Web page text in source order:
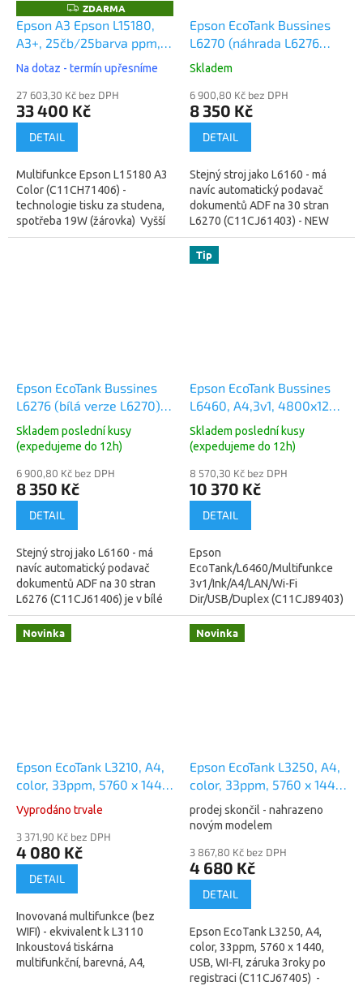
Z
D
A
R
A
ZDARMA
Epson A3 Epson L15180,
A3+, 25čb/25barva ppm,
PostScript , WiFi, LAN,
duplex, All-in-One, Ink
Tank Printer (C11CH71406)
Na dotaz - termín upřesníme
27 603,30 Kč bez DPH
33 400 Kč
DETAIL
Multifunkce Epson L15180 A3
Color (C11CH71406) -
technologie tisku za studena,
spotřeba 19W (žárovka) Vyšší
model z řady L15150 a L15160
Epson EcoTank Bussines
L6270 (náhrada L6276
bílá) A4,4800x1200 dpi,
(C11CJ61403)
Skladem
6 900,80 Kč bez DPH
8 350 Kč
DETAIL
Stejný stroj jako L6160 - má
navíc automatický podavač
dokumentů ADF na 30 stran
L6270 (C11CJ61403) - NEW
model je L6370/L6376
Inkoustová tiskárna
multifunkční,...
Epson EcoTank Bussines
L6276 (bílá verze L6270)
A4,4800x1200 dpi, 33/20
ppm, Wifi, LAN
L6270 černá)
Skladem poslední kusy
(expedujeme do 12h)
6 900,80 Kč bez DPH
8 350 Kč
DETAIL
Stejný stroj jako L6160 - má
navíc automatický podavač
dokumentů ADF na 30 stran
L6276 (C11CJ61406) je v bílé
barvě (NEW model
L6370/L6376) ...
Tip
Epson EcoTank Bussines
L6460, A4,3v1, 4800x1200
dpi, 37ppm, USB, Duplex,
3roky (C11CJ89403)
Skladem poslední kusy
(expedujeme do 12h)
8 570,30 Kč bez DPH
10 370 Kč
DETAIL
Epson
EcoTank/L6460/Multifunkce
3v1/Ink/A4/LAN/Wi-Fi
Dir/USB/Duplex (C11CJ89403)
Tato multifunkční tiskárna
formátu A4 nabízí mimořádně
nízké náklady a vysokou
Novinka
Epson EcoTank L3210, A4,
color, 33ppm, 5760 x 1440
(C11CJ68401)
Vyprodáno trvale
3 371,90 Kč bez DPH
4 080 Kč
DETAIL
Inovovaná multifunkce (bez
WIFI) - ekvivalent k L3110
Inkoustová tiskárna
multifunkční, barevná, A4,
Novinka
Epson EcoTank L3250, A4,
color, 33ppm, 5760 x 1440
(C11CJ67405)
prodej skončil - nahrazeno
novým modelem
3 867,80 Kč bez DPH
4 680 Kč
DETAIL
Epson EcoTank L3250, A4,
color, 33ppm, 5760 x 1440,
USB, WI-FI, záruka 3roky po
registraci (C11CJ67405) -